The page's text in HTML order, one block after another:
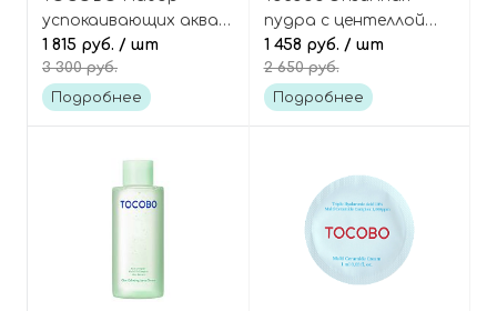
успокаивающих аква-
пэдов с центеллой
азиатской, 60 шт,
Cica Calming Aqua Pad
1 815 руб. / шт
3 300 руб.
Подробнее
пудра с центеллой
азиатской и зелёным
чаем, Cica Calming
Powder Wash
1 458 руб. / шт
2 650 руб.
Подробнее